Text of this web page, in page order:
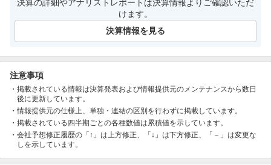
決算の詳細やアナリストレポートは決算情報よりご確認いただ
けます。
決算情報を見る
注意事項
掲載されている情報は決算発表および情報提供元のメンテナンスから数日
後に更新しています。
情報提供元の仕様上、単独・連結の区別を行わずに掲載しています。
掲載されている四半期ごとの各種数値は累積値を示しています。
会社予想修正履歴の「↑」は上方修正、「↓」は下方修正、「－」は変更な
しを示しています。